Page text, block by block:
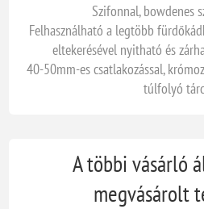
Szifonnal, bowdenes
Felhasználható a legtöbb
eltekerésével nyitható és
40-50mm-es csatlakozással,
túlfolyó
A többi vásárló
megvásárolt